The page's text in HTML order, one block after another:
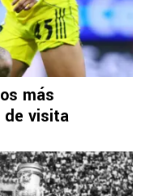
más
de visita